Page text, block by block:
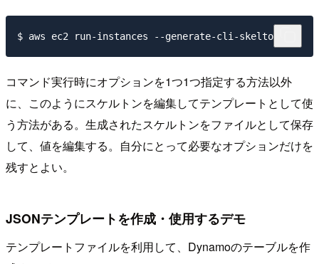
コマンド実行時にオプションを1つ1つ指定する方法以外
に、このようにスケルトンを編集してテンプレートとして使
う方法がある。生成されたスケルトンをファイルとして保存
して、値を編集する。自分にとって必要なオプションだけを
残すとよい。
JSONテンプレートを作成・使用するデモ
テンプレートファイルを利用して、Dynamoのテーブルを作